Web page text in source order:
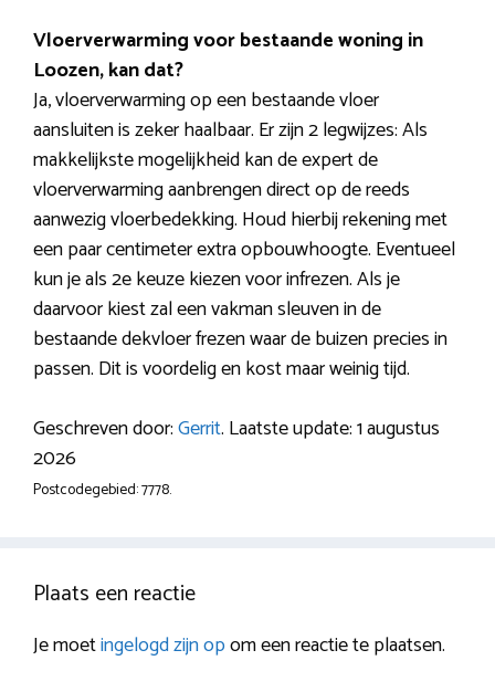
Vloerverwarming voor bestaande woning in
Loozen, kan dat?
Ja, vloerverwarming op een bestaande vloer
aansluiten is zeker haalbaar. Er zijn 2 legwijzes: Als
makkelijkste mogelijkheid kan de expert de
vloerverwarming aanbrengen direct op de reeds
aanwezig vloerbedekking. Houd hierbij rekening met
een paar centimeter extra opbouwhoogte. Eventueel
kun je als 2e keuze kiezen voor infrezen. Als je
daarvoor kiest zal een vakman sleuven in de
bestaande dekvloer frezen waar de buizen precies in
passen. Dit is voordelig en kost maar weinig tijd.
Geschreven door:Gerrit. Laatste update: 1 augustus
2026
Postcodegebied: 7778.
Plaats een reactie
Je moetingelogd zijn opom een reactie te plaatsen.